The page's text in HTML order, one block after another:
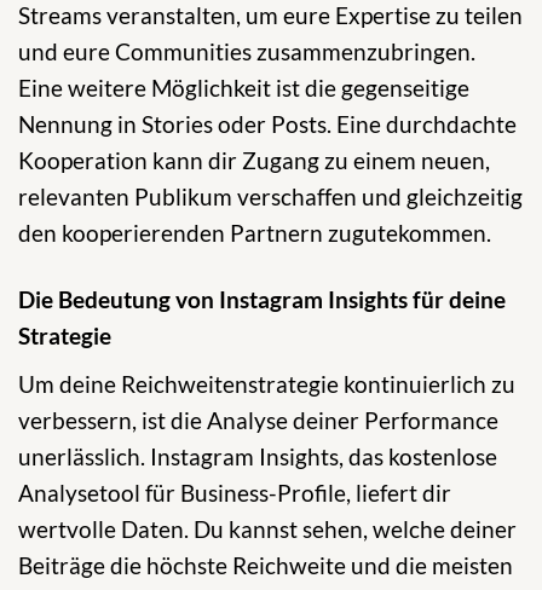
Streams veranstalten, um eure Expertise zu teilen
und eure Communities zusammenzubringen.
Eine weitere Möglichkeit ist die gegenseitige
Nennung in Stories oder Posts. Eine durchdachte
Kooperation kann dir Zugang zu einem neuen,
relevanten Publikum verschaffen und gleichzeitig
den kooperierenden Partnern zugutekommen.
Die Bedeutung von Instagram Insights für deine
Strategie
Um deine Reichweitenstrategie kontinuierlich zu
verbessern, ist die Analyse deiner Performance
unerlässlich. Instagram Insights, das kostenlose
Analysetool für Business-Profile, liefert dir
wertvolle Daten. Du kannst sehen, welche deiner
Beiträge die höchste Reichweite und die meisten